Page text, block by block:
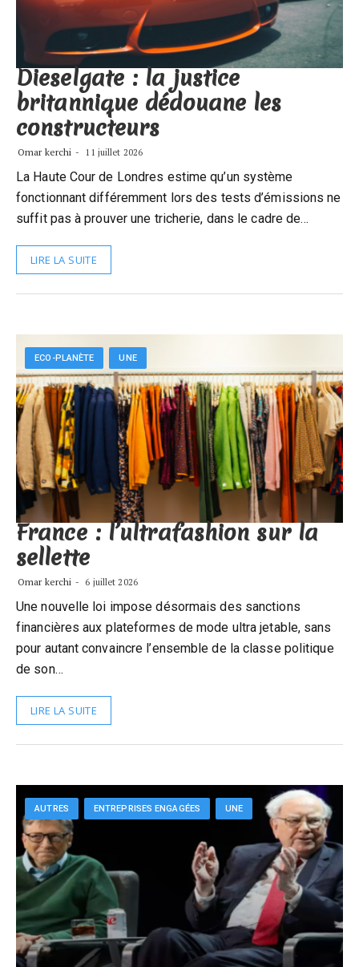
Dieselgate : la justice
britannique dédouane les
constructeurs
Omar kerchi 11 juillet 2026
La Haute Cour de Londres estime qu’un système
fonctionnant différemment lors des tests d’émissions ne
suffit pas à prouver une tricherie, dans le cadre de…
LIRE LA SUITE
ECO-PLANÈTE UNE
France : l’ultrafashion sur la
sellette
Omar kerchi 6 juillet 2026
Une nouvelle loi impose désormais des sanctions
financières aux plateformes de mode ultra jetable, sans
pour autant convaincre l’ensemble de la classe politique
de son…
LIRE LA SUITE
AUTRES ENTREPRISES ENGAGÉES UNE